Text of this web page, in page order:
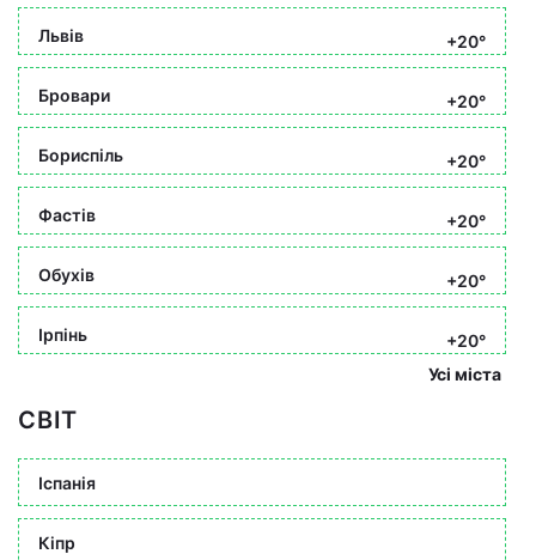
Львів +20°
Бровари +20°
Бориспіль +20°
Фастів +20°
Обухів +20°
Ірпінь
+20°
Усі міста
СВІТ
Іспанія
Кіпр